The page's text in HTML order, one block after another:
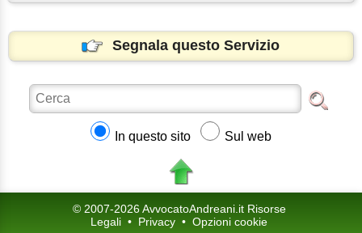
Segnala questo Servizio
In questo sito Sul web
© 2007-2026 AvvocatoAndreani.it Risorse
Legali • Privacy • Opzioni cookie